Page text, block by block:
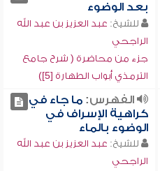
بعد الوضوء
للشيخ: عبد العزيز بن عبد الله
الراجحي
جزء من محاضرة ( شرح جامع
الترمذي أبواب الطهارة [5])
الفهرس:ما جاء في
كراهية الإسراف في
الوضوء بالماء
للشيخ: عبد العزيز بن عبد الله
الراجحي